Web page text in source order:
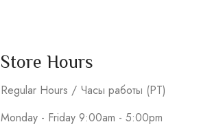
Store Hours
Regular Hours / Часы работы (PT)
Monday - Friday 9:00am - 5:00pm